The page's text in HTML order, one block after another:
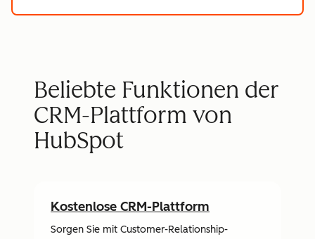
Beliebte Funktionen der
CRM-Plattform von
HubSpot
Kostenlose CRM-Plattform
Sorgen Sie mit Customer-Relationship-